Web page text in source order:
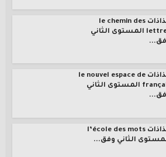
جذاذات le chemin des
lettres المستوى الثاني
جذاذات le nouvel espace de
français المستوى الثاني
جذاذات l’école des mots
الثاني وفق...